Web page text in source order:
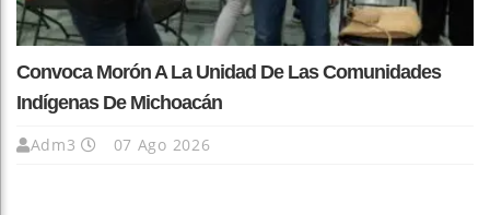
Convoca Morón A La Unidad De Las Comunidades
Indígenas De Michoacán
Adm3 07 Ago 2026